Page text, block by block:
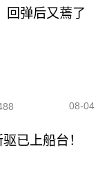
回弹后又蔫了
08-04
已上船台！